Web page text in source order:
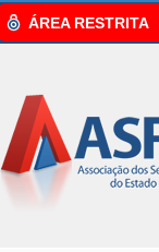
ÁREA RESTRITA